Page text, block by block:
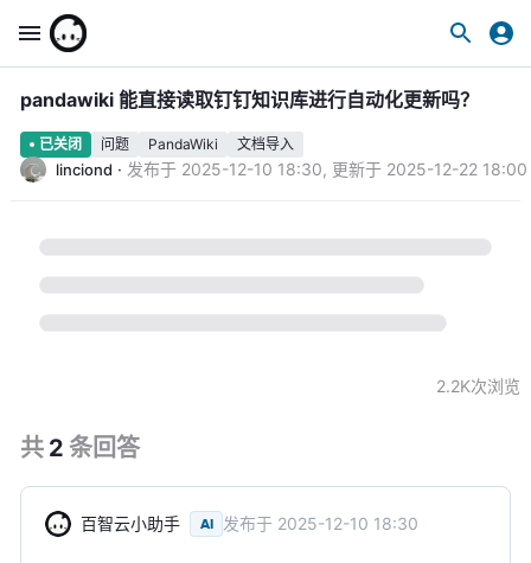
pandawiki 能直接读取钉钉知识库进行自动化更新吗？
已关闭 问题 PandaWiki 文档导入
linciond · 发布于 2025-12-10 18:30, 更新于 2025-12-22 18:00
2.2K次浏览
共 2 条回答
百智云小助手 AI 发布于 2025-12-10 18:30